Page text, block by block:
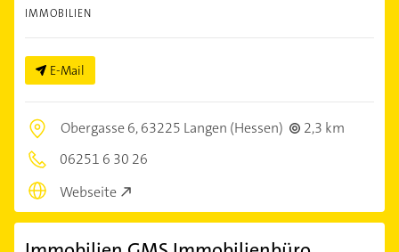
IMMOBILIEN
E-Mail
Obergasse 6,63225 Langen (Hessen)
2,3 km
06251 6 30 26
Webseite